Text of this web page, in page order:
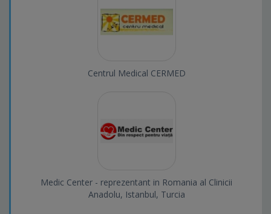
Centrul Medical CERMED
Medic Center - reprezentant in Romania al Clinicii
Anadolu, Istanbul, Turcia